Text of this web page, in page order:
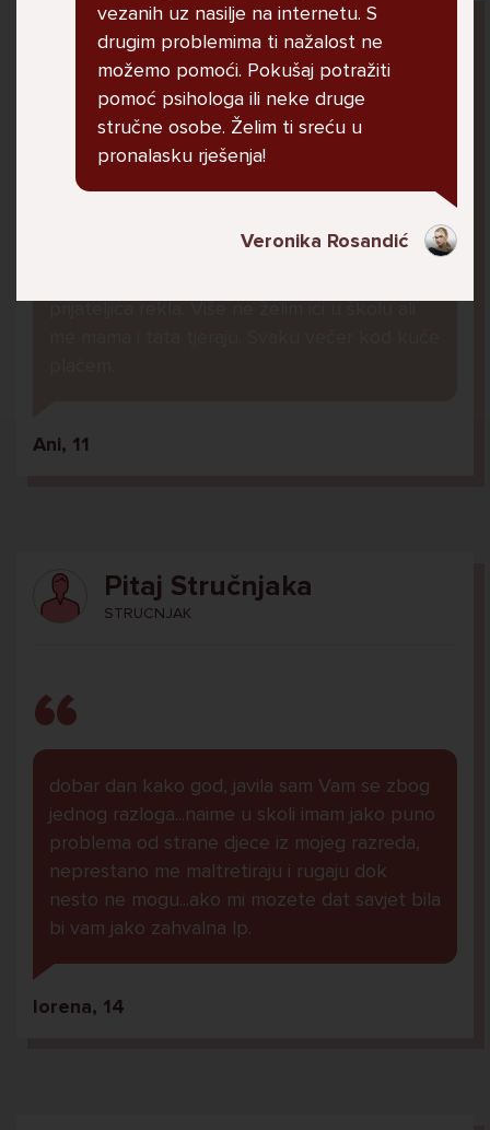
Pitaj Stručnjaka
STRUCNJAK
znam zašto. Čak su napravili grupu gdje me
prijateljica rekla. Više ne želim ići u školu ali
Ani, 11
Pitaj Stručnjaka
STRUCNJAK
dobar dan kako god, javila sam Vam se zbog
jednog razloga...naime u skoli imam jako puno
problema od strane djece iz mojeg razreda,
neprestano me maltretiraju i rugaju dok
nesto ne mogu...ako mi mozete dat savjet bila
bi vam jako zahvalna lp.
lorena, 14
vezanih uz nasilje na internetu. S
drugim problemima ti nažalost ne
možemo pomoći. Pokušaj potražiti
pomoć psihologa ili neke druge
stručne osobe. Želim ti sreću u
pronalasku rješenja!
Veronika Rosandić